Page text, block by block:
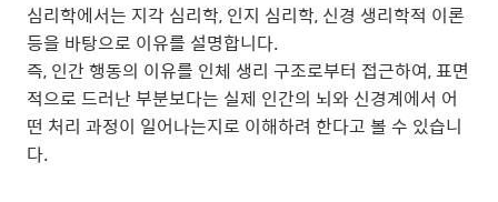
심리학에서는 지각 심리학, 인지 심리학, 신경 생리학적 이론
등을 바탕으로 이유를 설명합니다.
즉, 인간 행동의 이유를 인체 생리 구조로부터 접근하여, 표면
적으로 드러난 부분보다는 실제 인간의 뇌와 신경계에서 어
떤 처리 과정이 일어나는지로 이해하려 한다고 볼 수 있습니
다.